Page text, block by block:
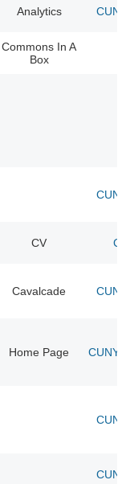
Analytics
Commons In A
Box
CV
Cavalcade
Home Page CUNY